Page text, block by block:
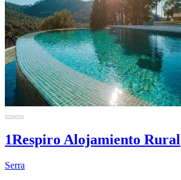
1Respiro Alojamiento Rural
Serra